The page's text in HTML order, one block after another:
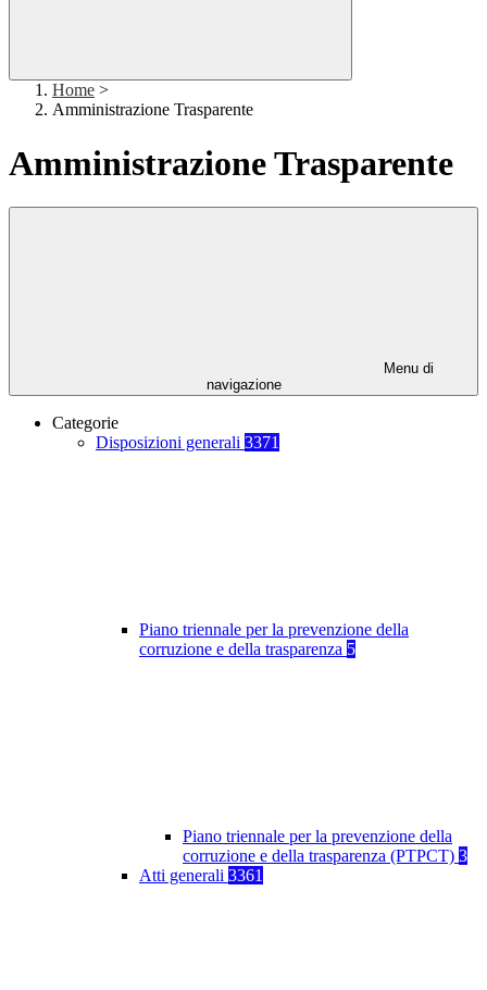
Home >
Amministrazione Trasparente
Amministrazione Trasparente
Menu di
navigazione
Categorie
Disposizioni generali 3371
Piano triennale per la prevenzione della
corruzione e della trasparenza 5
Piano triennale per la prevenzione della
corruzione e della trasparenza (PTPCT) 3
Atti generali 3361